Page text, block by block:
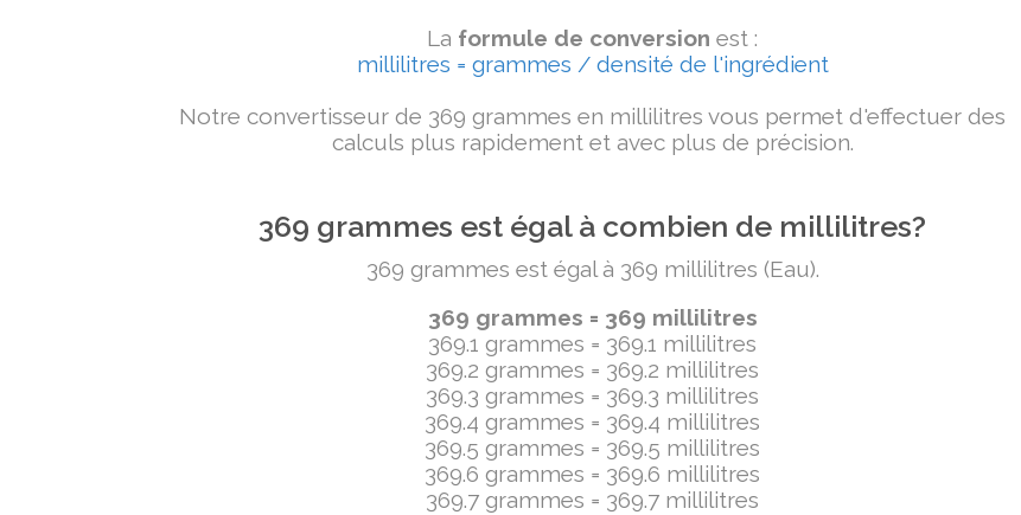
La formule de conversion est :
millilitres = grammes / densité de l'ingrédient
Notre convertisseur de 369 grammes en millilitres vous permet d'effectuer des
calculs plus rapidement et avec plus de précision.
369 grammes est égal à combien de millilitres?
369 grammes est égal à 369 millilitres (Eau).
369 grammes = 369 millilitres
369.1 grammes = 369.1 millilitres
369.2 grammes = 369.2 millilitres
369.3 grammes = 369.3 millilitres
369.4 grammes = 369.4 millilitres
369.5 grammes = 369.5 millilitres
369.6 grammes = 369.6 millilitres
369.7 grammes = 369.7 millilitres